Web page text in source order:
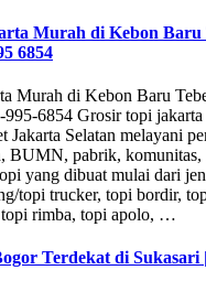
Murah di Kebon Baru
6854
Murah di Kebon Baru
995-6854 Grosir topi
Jakarta Selatan melayani
BUMN, pabrik, komunitas,
yang dibuat mulai dari
topi trucker, topi bordir,
rimba, topi apolo, …
Terdekat di Sukasari